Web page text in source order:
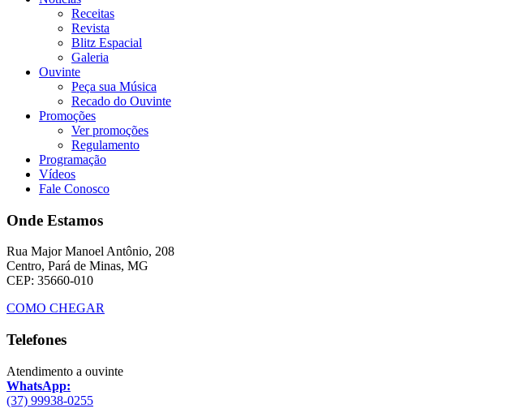
Receitas
Revista
Blitz Espacial
Galeria
Ouvinte
Peça sua Música
Recado do Ouvinte
Promoções
Ver promoções
Regulamento
Programação
Vídeos
Fale Conosco
Onde Estamos
Rua Major Manoel Antônio, 208
Centro, Pará de Minas, MG
CEP: 35660-010
COMO CHEGAR
Telefones
Atendimento a ouvinte
WhatsApp:
(37) 99938-0255